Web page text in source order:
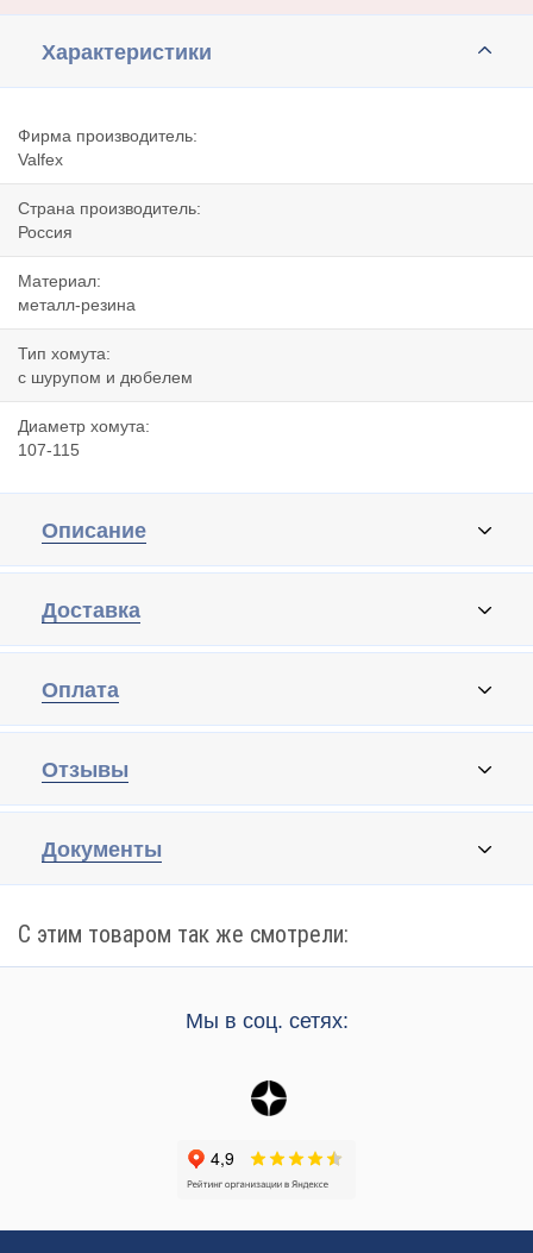
Характеристики
Фирма производитель:
Valfex
Страна производитель:
Россия
Материал:
металл-резина
Тип хомута:
с шурупом и дюбелем
Диаметр хомута:
107-115
Описание
Доставка
Оплата
Отзывы
Документы
С этим товаром так же смотрели:
Мы в соц. сетях: